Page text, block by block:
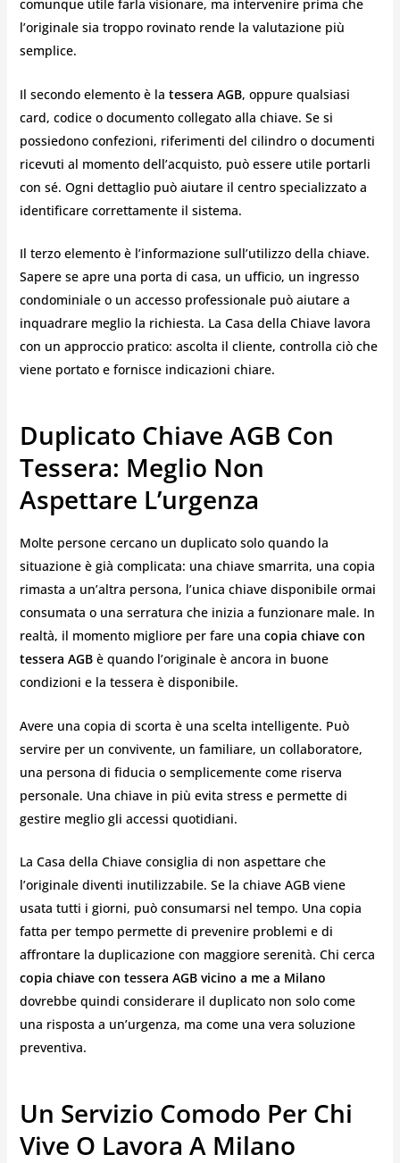
comunque utile farla visionare, ma intervenire prima che
l’originale sia troppo rovinato rende la valutazione più
semplice.
Il secondo elemento è la tessera AGB, oppure qualsiasi
card, codice o documento collegato alla chiave. Se si
possiedono confezioni, riferimenti del cilindro o documenti
ricevuti al momento dell’acquisto, può essere utile portarli
con sé. Ogni dettaglio può aiutare il centro specializzato a
identificare correttamente il sistema.
Il terzo elemento è l’informazione sull’utilizzo della chiave.
Sapere se apre una porta di casa, un ufficio, un ingresso
condominiale o un accesso professionale può aiutare a
inquadrare meglio la richiesta. La Casa della Chiave lavora
con un approccio pratico: ascolta il cliente, controlla ciò che
viene portato e fornisce indicazioni chiare.
Duplicato Chiave AGB Con
Tessera: Meglio Non
Aspettare L’urgenza
Molte persone cercano un duplicato solo quando la
situazione è già complicata: una chiave smarrita, una copia
rimasta a un’altra persona, l’unica chiave disponibile ormai
consumata o una serratura che inizia a funzionare male. In
realtà, il momento migliore per fare una copia chiave con
tessera AGBè quando l’originale è ancora in buone
condizioni e la tessera è disponibile.
Avere una copia di scorta è una scelta intelligente. Può
servire per un convivente, un familiare, un collaboratore,
una persona di fiducia o semplicemente come riserva
personale. Una chiave in più evita stress e permette di
gestire meglio gli accessi quotidiani.
La Casa della Chiave consiglia di non aspettare che
l’originale diventi inutilizzabile. Se la chiave AGB viene
usata tutti i giorni, può consumarsi nel tempo. Una copia
fatta per tempo permette di prevenire problemi e di
affrontare la duplicazione con maggiore serenità. Chi cerca
copia chiave con tessera AGB vicino a me a Milano
dovrebbe quindi considerare il duplicato non solo come
una risposta a un’urgenza, ma come una vera soluzione
preventiva.
Un Servizio Comodo Per Chi
Vive O Lavora A Milano